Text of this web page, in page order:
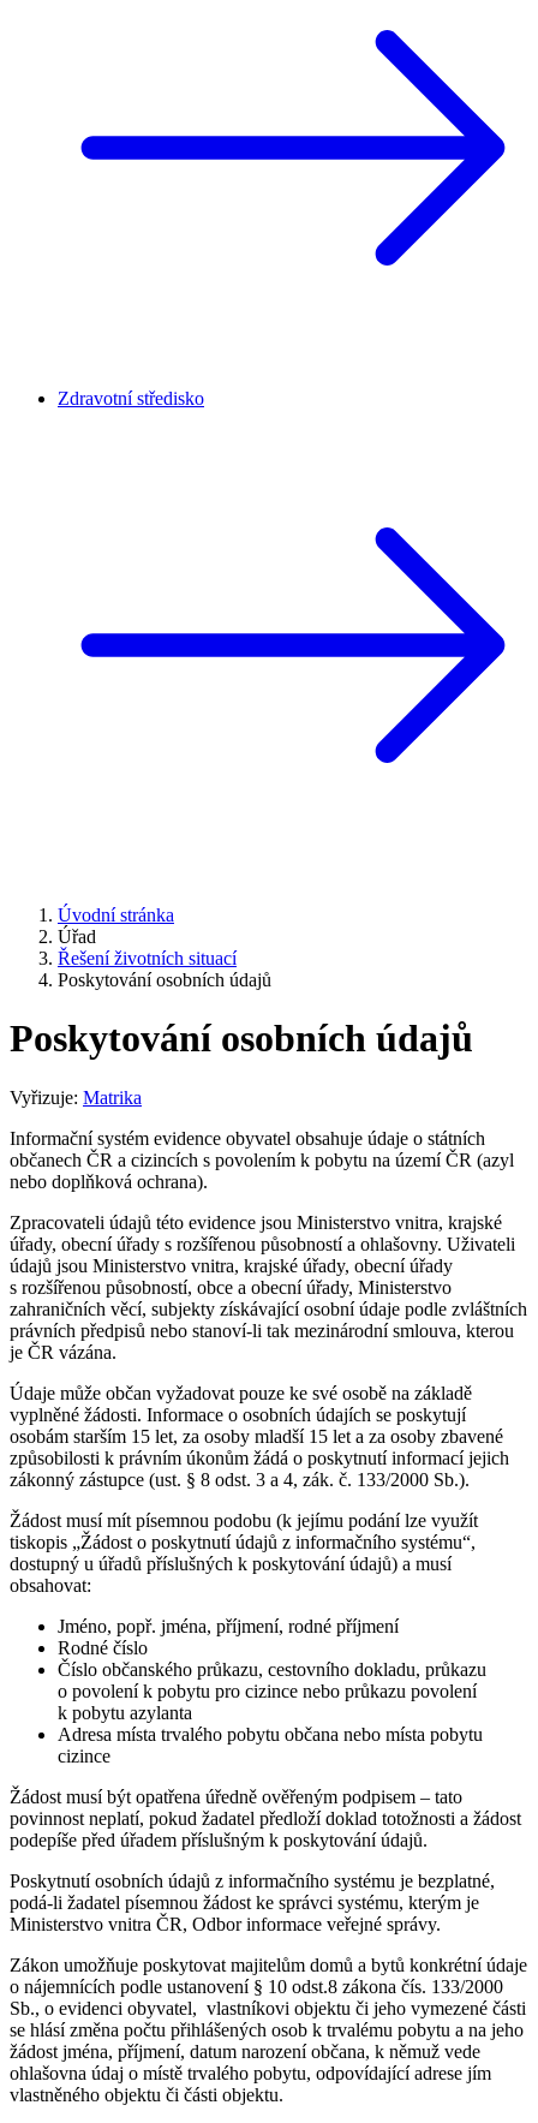
Zdravotní středisko
Úvodní stránka
Úřad
Řešení životních situací
Poskytování osobních údajů
Poskytování osobních údajů
Vyřizuje: Matrika
Informační systém evidence obyvatel obsahuje údaje o státních
občanech ČR a cizincích s povolením k pobytu na území ČR (azyl
nebo doplňková ochrana).
Zpracovateli údajů této evidence jsou Ministerstvo vnitra, krajské
úřady, obecní úřady s rozšířenou působností a ohlašovny. Uživateli
údajů jsou Ministerstvo vnitra, krajské úřady, obecní úřady
s rozšířenou působností, obce a obecní úřady, Ministerstvo
zahraničních věcí, subjekty získávající osobní údaje podle zvláštních
právních předpisů nebo stanoví-li tak mezinárodní smlouva, kterou
je ČR vázána.
Údaje může občan vyžadovat pouze ke své osobě na základě
vyplněné žádosti. Informace o osobních údajích se poskytují
osobám starším 15 let, za osoby mladší 15 let a za osoby zbavené
způsobilosti k právním úkonům žádá o poskytnutí informací jejich
zákonný zástupce (ust. § 8 odst. 3 a 4, zák. č. 133/2000 Sb.).
Žádost musí mít písemnou podobu (k jejímu podání lze využít
tiskopis „Žádost o poskytnutí údajů z informačního systému“,
dostupný u úřadů příslušných k poskytování údajů) a musí
obsahovat:
Jméno, popř. jména, příjmení, rodné příjmení
Rodné číslo
Číslo občanského průkazu, cestovního dokladu, průkazu
o povolení k pobytu pro cizince nebo průkazu povolení
k pobytu azylanta
Adresa místa trvalého pobytu občana nebo místa pobytu
cizince
Žádost musí být opatřena úředně ověřeným podpisem – tato
povinnost neplatí, pokud žadatel předloží doklad totožnosti a žádost
podepíše před úřadem příslušným k poskytování údajů.
Poskytnutí osobních údajů z informačního systému je bezplatné,
podá-li žadatel písemnou žádost ke správci systému, kterým je
Ministerstvo vnitra ČR, Odbor informace veřejné správy.
Zákon umožňuje poskytovat majitelům domů a bytů konkrétní údaje
o nájemnících podle ustanovení § 10 odst.8 zákona čís. 133/2000
Sb., o evidenci obyvatel, vlastníkovi objektu či jeho vymezené části
se hlásí změna počtu přihlášených osob k trvalému pobytu a na jeho
žádost jména, příjmení, datum narození občana, k němuž vede
ohlašovna údaj o místě trvalého pobytu, odpovídající adrese jím
vlastněného objektu či části objektu.